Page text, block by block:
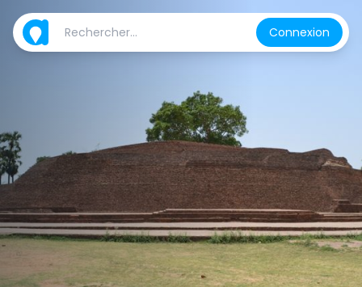
Connexion